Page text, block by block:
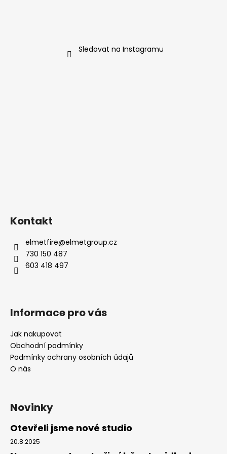
Sledovat na Instagramu
Kontakt
elmetfire@elmetgroup.cz
730 150 487
603 418 497
Informace pro vás
Jak nakupovat
Obchodní podmínky
Podmínky ochrany osobních údajů
O nás
Novinky
Otevřeli jsme nové studio
20.8.2025